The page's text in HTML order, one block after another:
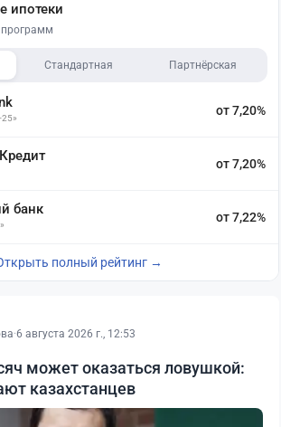
ипотеки
программ
Стандартная Партнёрская
от 7,20%
от 7,20%
банк от 7,22%
полный рейтинг →
·6 августа 2026 г., 12:53
может оказаться ловушкой:
казахстанцев